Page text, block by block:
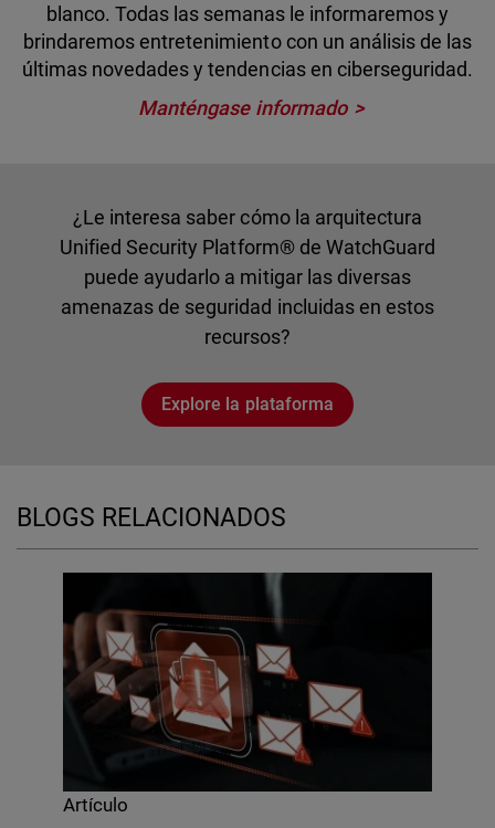
blanco. Todas las semanas le informaremos y
brindaremos entretenimiento con un análisis de las
últimas novedades y tendencias en ciberseguridad.
Manténgase informado
¿Le interesa saber cómo la arquitectura
Unified Security Platform® de WatchGuard
puede ayudarlo a mitigar las diversas
amenazas de seguridad incluidas en estos
recursos?
Explore la plataforma
BLOGS RELACIONADOS
Artículo